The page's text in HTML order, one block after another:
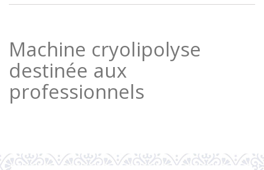
Machine cryolipolyse
destinée aux
professionnels